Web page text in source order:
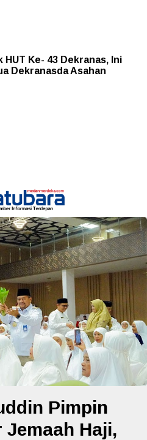
HUT Ke- 43 Dekranas, Ini
Dekranasda Asahan
Pimpin
Jemaah Haji,